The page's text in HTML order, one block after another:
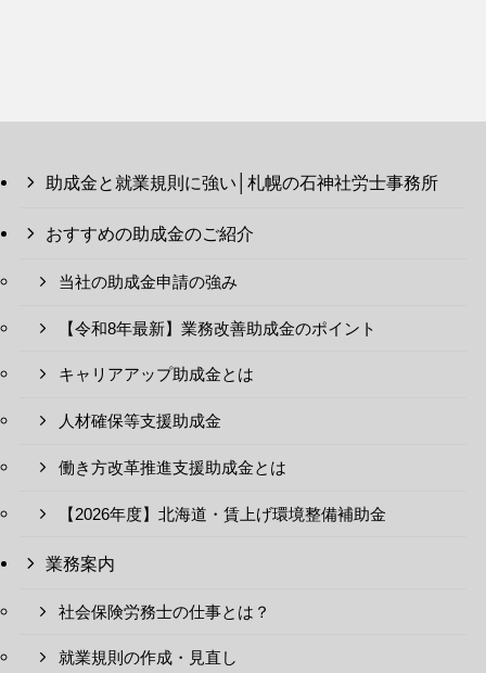
助成金と就業規則に強い│札幌の石神社労士事務所
おすすめの助成金のご紹介
当社の助成金申請の強み
【令和8年最新】業務改善助成金のポイント
キャリアアップ助成金とは
人材確保等支援助成金
働き方改革推進支援助成金とは
【2026年度】北海道・賃上げ環境整備補助金
業務案内
社会保険労務士の仕事とは？
就業規則の作成・見直し